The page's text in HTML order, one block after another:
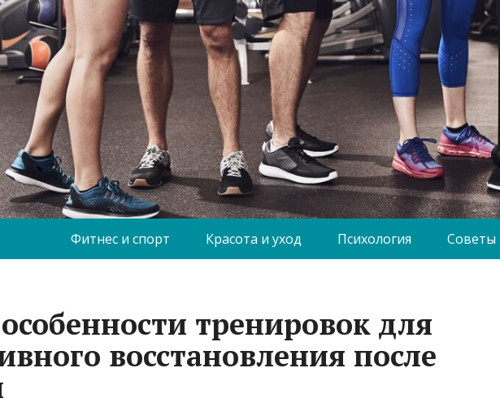
Фитнес и спорт Красота и уход Психология Советы
тренировок для
восстановления после